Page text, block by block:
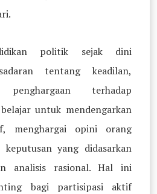
politik sejak dini
tentang keadilan,
terhadap
untuk mendengarkan
menghargai opini orang
yang didasarkan
analisis rasional. Hal ini
bagi partisipasi aktif